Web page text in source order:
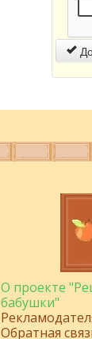
О проекте
бабушки"
Обратная